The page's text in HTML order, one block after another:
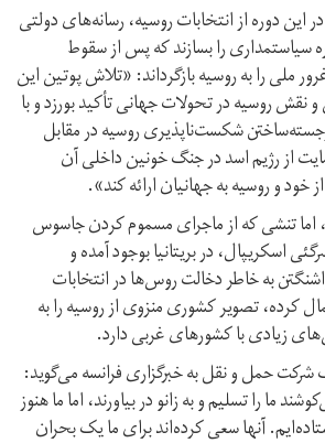
این دوره از انتخابات روسیه، رسانه‌های دولتی
سیاستمداری را بسازند که پس از سقوط
ملی را به روسیه بازگرداند: «تلاش پوتین این
نقش روسیه در تحولات جهانی تأکید بورزد و با
شکست‌ناپذیری روسیه در مقابل
از رژیم اسد در جنگ خونین داخلی آن
و روسیه به جهانیان ارائه کند».
اما تنشی که از ماجرای مسموم کردن جاسوس
اسکریپال، در بریتانیا بوجود آمده و
به‌ خاطر دخالت روس‌ها در انتخابات
کرده، تصویر کشوری منزوی از روسیه را به
زیادی با کشورهای غربی دارد.
شرکت حمل و نقل به خبرگزاری فرانسه می‌گوید:
ما را تسلیم و به زانو در بیاورند، اما ما هنوز
آنها سعی کرده‌اند برای ما یک بحران